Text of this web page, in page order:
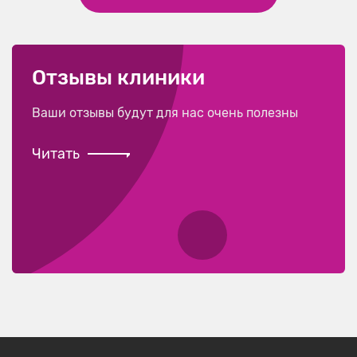
Отзывы клиники
Ваши отзывы будут для нас очень полезны
Читать